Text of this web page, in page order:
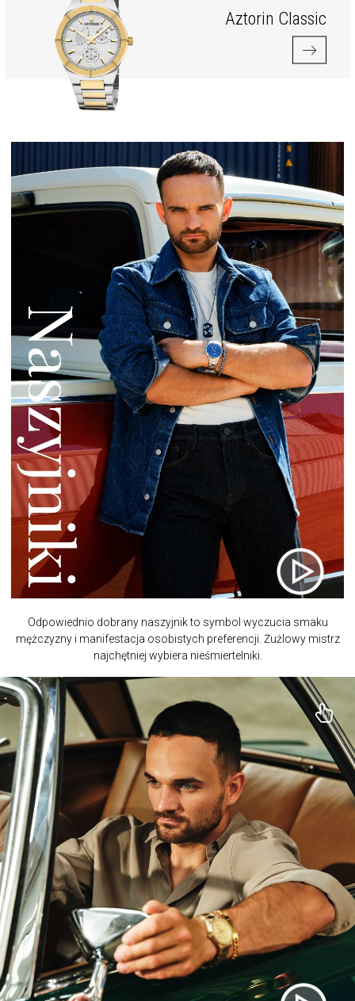
Aztorin Classic
Odpowiednio dobrany naszyjnik to symbol wyczucia smaku
mężczyzny i manifestacja osobistych preferencji. Żużlowy mistrz
najchętniej wybiera nieśmiertelniki.